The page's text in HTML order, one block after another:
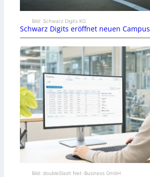
Bild: Schwarz Digits KG
Schwarz Digits eröffnet neuen Campus
Bild: doubleSlash Net-Business GmbH